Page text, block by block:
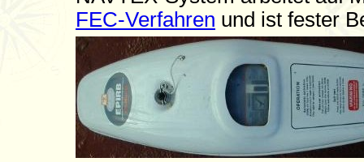
FEC-Verfahren und ist fester